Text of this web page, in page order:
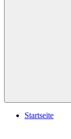
Startseite